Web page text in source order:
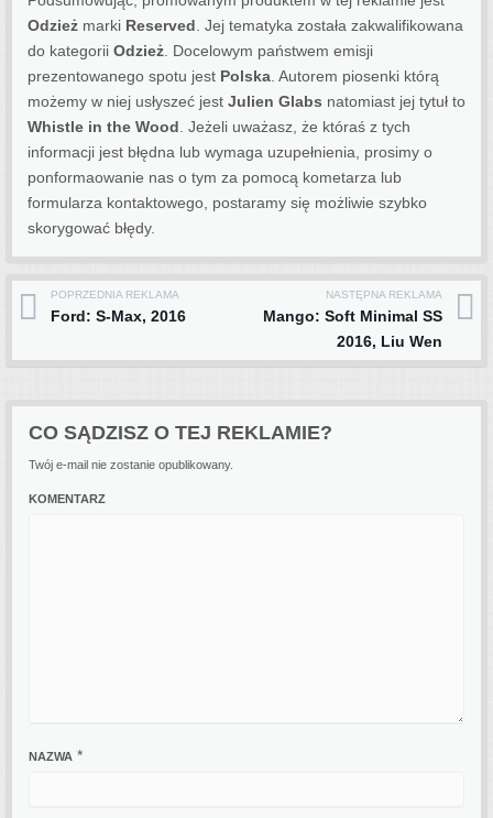
Odzież marki Reserved . Jej tematyka została zakwalifikowana
do kategorii Odzież . Docelowym państwem emisji
prezentowanego spotu jest Polska Autorem piosenki którą
możemy w niej usłyszeć jest Julien Glabs natomiast jej tytuł to
Whistle in the Wood . Jeżeli uważasz, że któraś z tych
informacji jest błędna lub wymaga uzupełnienia, prosimy o
ponformaowanie nas o tym za pomocą kometarza lub
formularza kontaktowego, postaramy się możliwie szybko
skorygować błędy.
Post navigation
POPRZEDNIA REKLAMA
Ford: S-Max, 2016
NASTĘPNA REKLAMA
Mango: Soft Minimal SS
2016, Liu Wen
CO SĄDZISZ O TEJ REKLAMIE?
Twój e-mail nie zostanie opublikowany.
KOMENTARZ
NAZWA *